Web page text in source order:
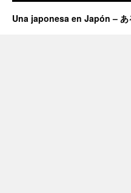
Una japonesa en Japón – あ